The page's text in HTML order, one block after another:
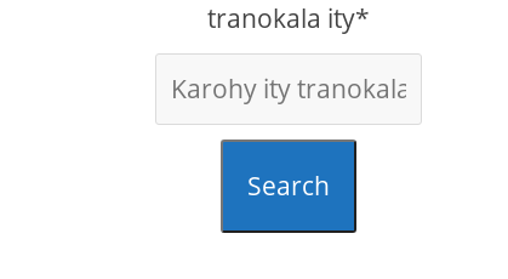
tranokala ity*
Search